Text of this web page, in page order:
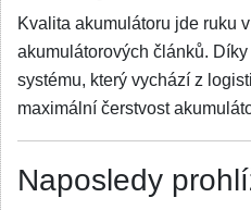
Kvalita akumulátoru jde ruku
akumulátorových článků.
systému, který vychází z
maximální čerstvost
Naposledy